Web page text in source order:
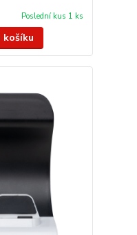
Poslední kus 1 ks
košíku